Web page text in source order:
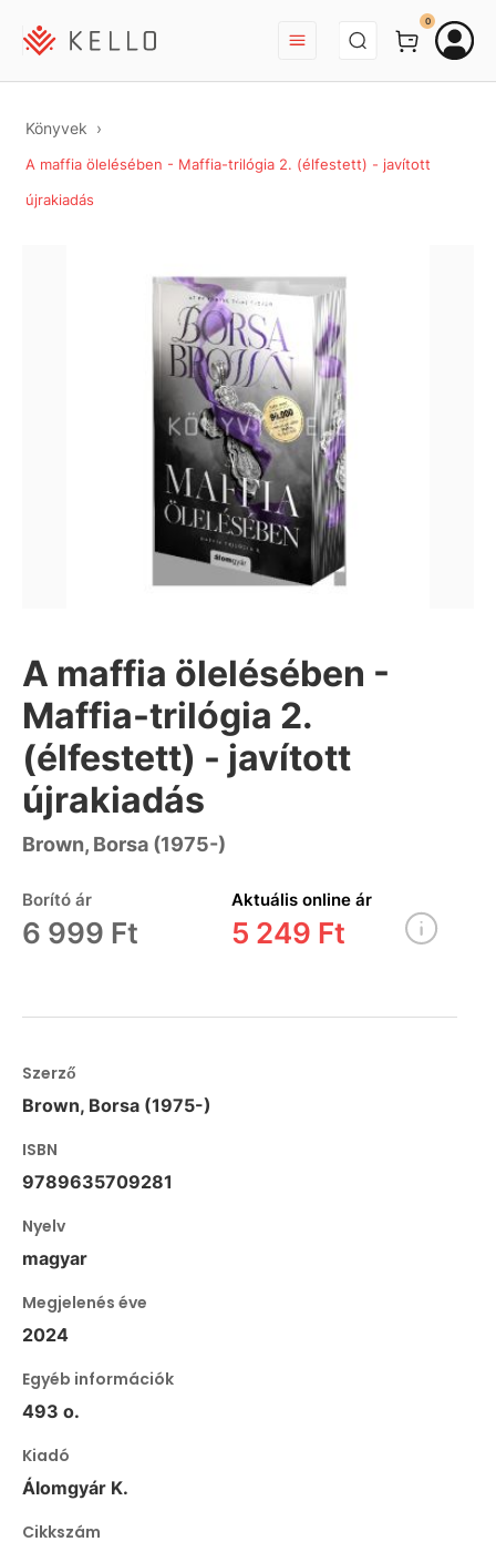
BEJELENTKEZÉS
0
Könyvek
A maffia ölelésében - Maffia-trilógia 2. (élfestett) - javított
újrakiadás
A maffia ölelésében -
Maffia-trilógia 2.
(élfestett) - javított
újrakiadás
Brown, Borsa (1975-)
Borító ár
6 999 Ft
Aktuális online ár
5 249 Ft
Szerző
Brown, Borsa (1975-)
ISBN
9789635709281
Nyelv
magyar
Megjelenés éve
2024
Egyéb információk
493 o.
Kiadó
Álomgyár K.
Cikkszám